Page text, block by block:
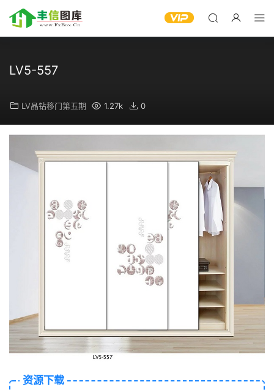
LV5-557
LV晶钻移门第五期 1.27k 0
资源下载